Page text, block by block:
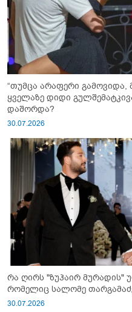
“თუმცა არაფერი გამოვიდა,
ყველაზე დიდი
დაშორდა?
30.07.2026
რა ღირს "ზუჰაირ მურადის" ულამაზესი საქორწინო კაბა,
რომელიც სალომე
30.07.2026